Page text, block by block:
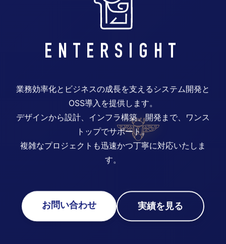
ENTERSIGHT
業務効率化とビジネスの成長を支えるシステム開発と
OSS導入を提供します。
デザインから設計、インフラ構築、開発まで、ワンス
トップでサポート。
複雑なプロジェクトも迅速かつ丁寧に対応いたしま
す。
お問い合わせ 実績を見る